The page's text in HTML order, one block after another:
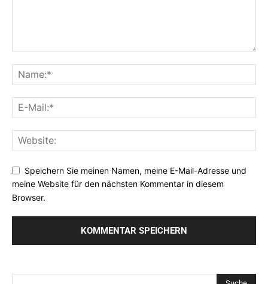
Speichern Sie meinen Namen, meine E-Mail-Adresse und
meine Website für den nächsten Kommentar in diesem
Browser.